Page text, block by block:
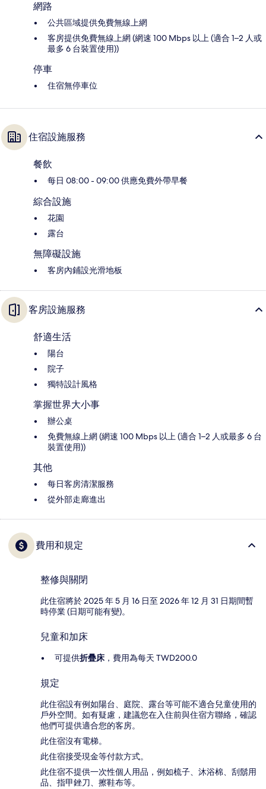
網路
公共區域提供免費無線上網
客房提供免費無線上網 (網速 100 Mbps 以上 (適合 1–2 人或
最多 6 台裝置使用))
停車
住宿無停車位
住宿設施服務
餐飲
每日 08:00 - 09:00 供應免費外帶早餐
綜合設施
花園
露台
無障礙設施
客房內鋪設光滑地板
客房設施服務
舒適生活
陽台
院子
獨特設計風格
掌握世界大小事
辦公桌
免費無線上網 (網速 100 Mbps 以上 (適合 1–2 人或最多 6 台
裝置使用))
其他
每日客房清潔服務
從外部走廊進出
費用和規定
整修與關閉
此住宿將於 2025 年 5 月 16 日至 2026 年 12 月 31 日期間暫
時停業 (日期可能有變)。
兒童和加床
可提供折疊床 ，費用為每天 TWD200.0
規定
此住宿設有例如陽台、庭院、露台等可能不適合兒童使用的
戶外空間。如有疑慮，建議您在入住前與住宿方聯絡，確認
他們可提供適合您的客房。
此住宿沒有電梯。
此住宿接受現金等付款方式。
此住宿不提供一次性個人用品，例如梳子、沐浴棉、刮鬍用
品、指甲銼刀、擦鞋布等。